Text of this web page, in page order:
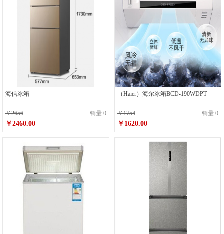
海信冰箱
￥2656 销量 0
￥2460.00
（Haier）海尔冰箱BCD-190WDPT
￥1754 销量 0
￥1620.00